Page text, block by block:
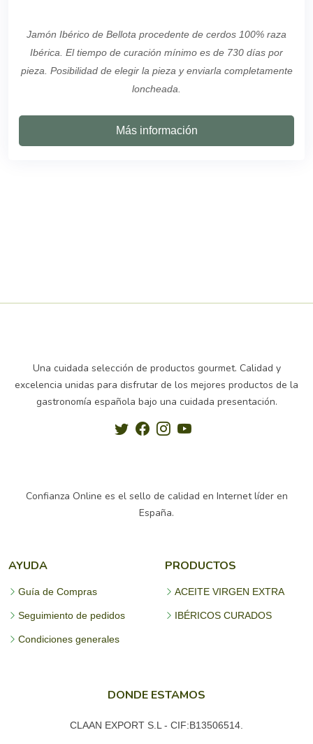
Jamón Ibérico de Bellota procedente de cerdos 100% raza
Ibérica. El tiempo de curación mínimo es de 730 días por
pieza. Posibilidad de elegir la pieza y enviarla completamente
loncheada.
Más información
Una cuidada selección de productos gourmet. Calidad y
excelencia unidas para disfrutar de los mejores productos de la
gastronomía española bajo una cuidada presentación.
Confianza Online es el sello de calidad en Internet líder en
España.
AYUDA
Guía de Compras
Seguimiento de pedidos
Condiciones generales
PRODUCTOS
ACEITE VIRGEN EXTRA
IBÉRICOS CURADOS
DONDE ESTAMOS
CLAAN EXPORT S.L - CIF:B13506514.